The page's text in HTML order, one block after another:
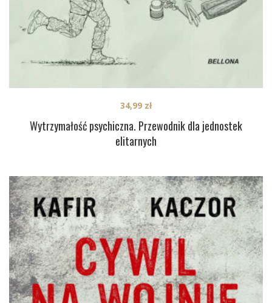
Wytrzymałość psychiczna. Przewodnik dla jednostek
elitarnych
34,99 zł